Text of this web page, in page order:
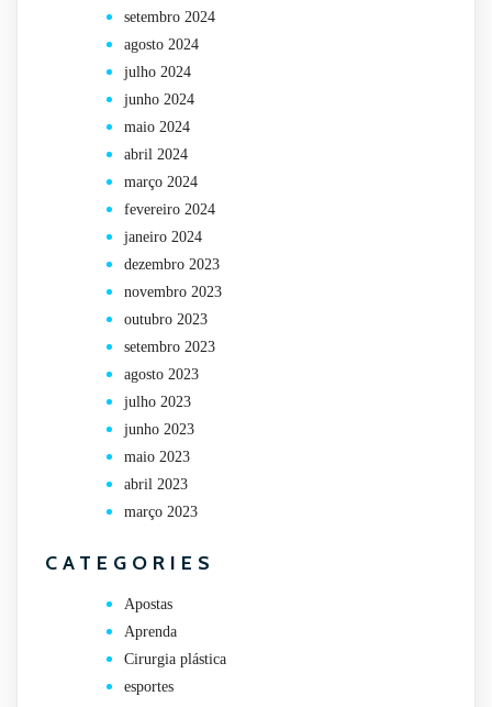
setembro 2024
agosto 2024
julho 2024
junho 2024
maio 2024
abril 2024
março 2024
fevereiro 2024
janeiro 2024
dezembro 2023
novembro 2023
outubro 2023
setembro 2023
agosto 2023
julho 2023
junho 2023
maio 2023
abril 2023
março 2023
CATEGORIES
Apostas
Aprenda
Cirurgia plástica
esportes